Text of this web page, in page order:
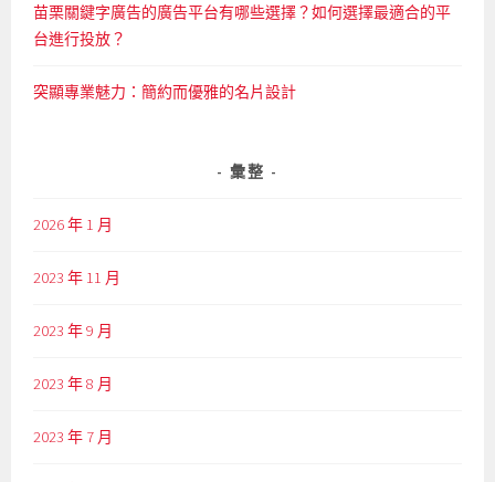
苗栗關鍵字廣告的廣告平台有哪些選擇？如何選擇最適合的平
台進行投放？
突顯專業魅力：簡約而優雅的名片設計
彙整
2026 年 1 月
2023 年 11 月
2023 年 9 月
2023 年 8 月
2023 年 7 月